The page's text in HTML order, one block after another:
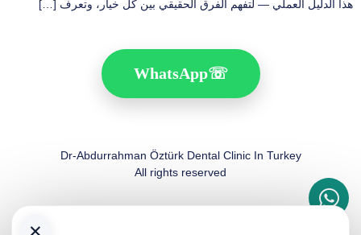
هذا الدليل العملي — لتفهم الفرق الحقيقي بين كل خيار، وتعرف […]
☏
WhatsApp
Dr-Abdurrahman Öztürk Dental Clinic In Turkey
All rights reserved
×